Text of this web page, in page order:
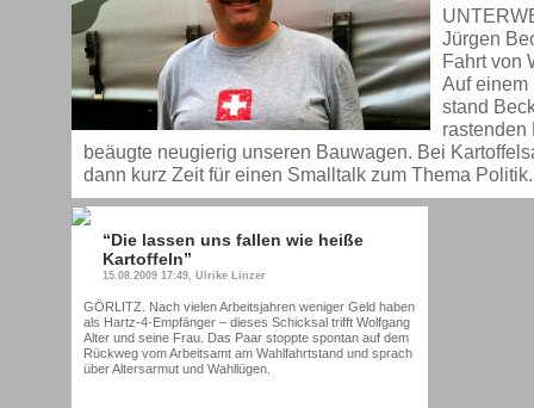
Jürgen
Fahrt von
Auf einem
stand
rastenden
beäugte neugierig unseren Bauwagen. Bei
dann kurz Zeit für einen Smalltalk zum Thema Politik.
“Die lassen uns fallen wie heiße
Kartoffeln”
15.08.2009 17:49, Ulrike Linzer
GÖRLITZ. Nach vielen Arbeitsjahren weniger Geld haben
als Hartz-4-Empfänger – dieses Schicksal trifft Wolfgang
Alter und seine Frau. Das Paar stoppte spontan auf dem
Rückweg vom Arbeitsamt am Wahlfahrtstand und sprach
über Altersarmut und Wahllügen.